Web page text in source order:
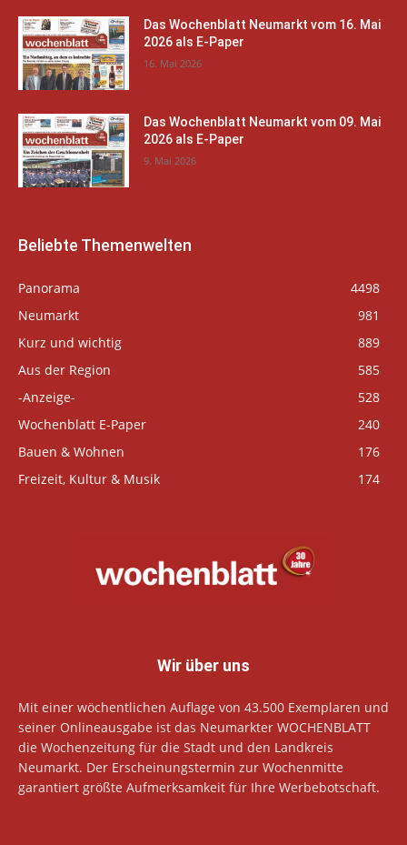
Das Wochenblatt Neumarkt vom 16. Mai
2026 als E-Paper
16. Mai 2026
Das Wochenblatt Neumarkt vom 09. Mai
2026 als E-Paper
9. Mai 2026
Beliebte Themenwelten
Panorama
4498
Neumarkt
981
Kurz und wichtig
889
Aus der Region
585
-Anzeige-
528
Wochenblatt E-Paper
240
Bauen & Wohnen
176
Freizeit, Kultur & Musik
174
Wir über uns
Mit einer wöchentlichen Auflage von 43.500 Exemplaren und
seiner Onlineausgabe ist das Neumarkter WOCHENBLATT
die Wochenzeitung für die Stadt und den Landkreis
Neumarkt. Der Erscheinungstermin zur Wochenmitte
garantiert größte Aufmerksamkeit für Ihre Werbebotschaft.